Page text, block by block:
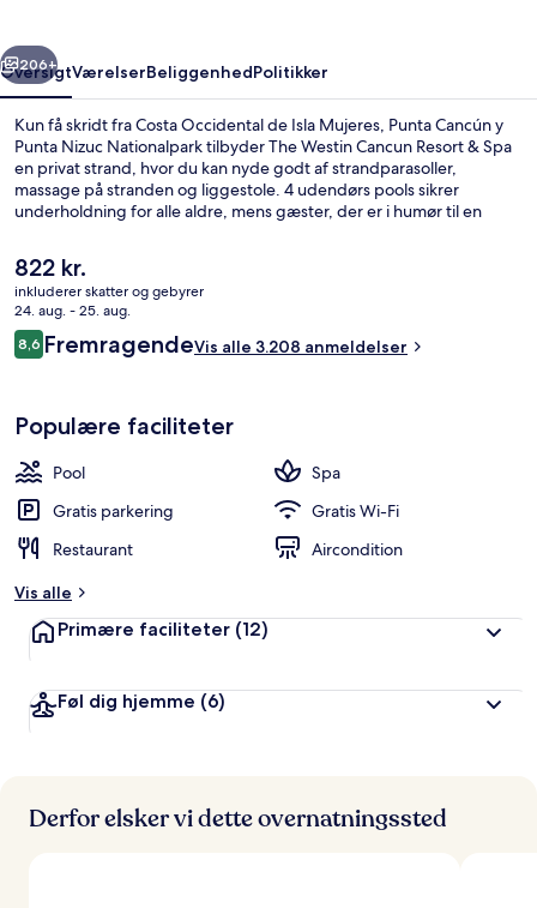
Næste
206+
OversigtVærelserBeliggenhedPolitikker
Kun få skridt fra Costa Occidental de Isla Mujeres, Punta Cancún y
Punta Nizuc Nationalpark tilbyder The Westin Cancun Resort & Spa
en privat strand, hvor du kan nyde godt af strandparasoller,
massage på stranden og liggestole. 4 udendørs pools sikrer
underholdning for alle aldre, mens gæster, der er i humør til en
tissue-massage, body wrap-behandlinger og ansigtsbehandlinger.
Sea & Stones Restaurant, en af 3 restauranter, serverer aftensmad.
En bar ved poolen, et døgnåbent fitnesscenter og et boblebad er
andre højdepunkter. Rejsende er vilde med stedets hjælpsomme
personale og beliggenhed ved stranden.
Den
nuværende
pris
er
822 kr.
822 kr.
inkluderer skatter og gebyrer
24. aug. - 25. aug.
Anmeldelser
8,68,6 ud af 10.
FremragendeVis alle 3.208 anmeldelser
Populære faciliteter
Pool
Spa
Gratis parkering
Gratis Wi-Fi
Restaurant
Aircondition
Vis alle
Primære faciliteter (12)
Føl dig hjemme (6)
Derfor elsker vi dette overnatningssted